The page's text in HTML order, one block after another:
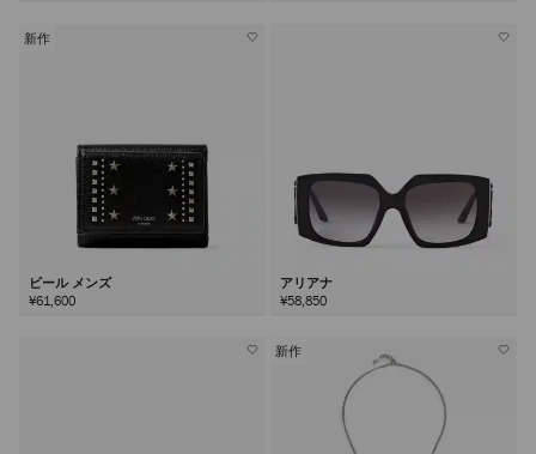
新作
ビール メンズ
¥61,600
アリアナ
¥58,850
新作